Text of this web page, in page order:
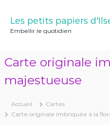
Les petits papiers
Embellir le quotidien
Carte originale
majestueuse
Accueil
Cartes
Carte originale imbriquée à la